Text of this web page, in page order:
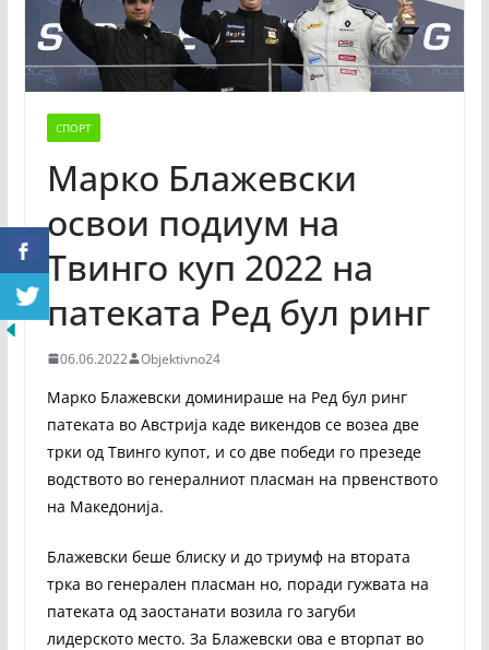
СПОРТ
Марко Блажевски
освои подиум на
Твинго куп 2022 на
патеката Ред бул ринг
06.06.2022 Objektivno24
Марко Блажевски доминираше на Ред бул ринг
патеката во Австрија каде викендов се возеа две
трки од Tвинго купот, и со две победи го презеде
водството во генералниот пласман на првенството
на Македонија.
Блажевски беше блиску и до триумф на втората
трка во генерален пласман но, поради гужвата на
патеката од заостанати возила го загуби
лидерското место. За Блажевски ова е вторпат во